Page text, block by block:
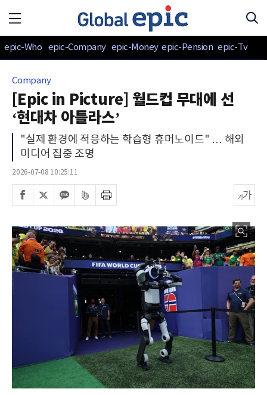
epic-Who epic-Company epic-Money epic-Pension epic-Tv
Company
[Epic in Picture] 월드컵 무대에 선
‘현대차 아틀라스’
"실제 환경에 적응하는 학습형 휴머노이드" … 해외
미디어 집중 조명
2026-07-08 10:25:11